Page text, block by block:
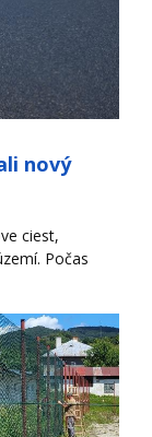
nový
ciest,
Počas